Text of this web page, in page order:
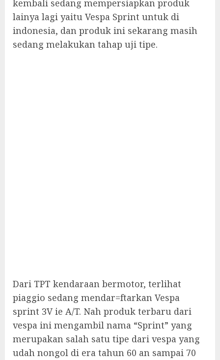
kembali sedang mempersiapkan produk
lainya lagi yaitu Vespa Sprint untuk di
indonesia, dan produk ini sekarang masih
sedang melakukan tahap uji tipe.
Dari TPT kendaraan bermotor, terlihat
piaggio sedang mendar=ftarkan Vespa
sprint 3V ie A/T. Nah produk terbaru dari
vespa ini mengambil nama “Sprint” yang
merupakan salah satu tipe dari vespa yang
udah nongol di era tahun 60 an sampai 70